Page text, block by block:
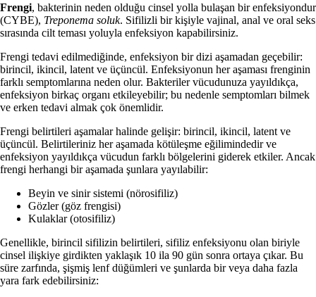
Frengi, bakterinin neden olduğu cinsel yolla bulaşan bir enfeksiyondur
(CYBE), Treponema soluk. Sifilizli bir kişiyle vajinal, anal ve oral seks
sırasında cilt teması yoluyla enfeksiyon kapabilirsiniz.
Frengi tedavi edilmediğinde, enfeksiyon bir dizi aşamadan geçebilir:
birincil, ikincil, latent ve üçüncül. Enfeksiyonun her aşaması frenginin
farklı semptomlarına neden olur. Bakteriler vücudunuza yayıldıkça,
enfeksiyon birkaç organı etkileyebilir; bu nedenle semptomları bilmek
ve erken tedavi almak çok önemlidir.
Frengi belirtileri aşamalar halinde gelişir: birincil, ikincil, latent ve
üçüncül. Belirtileriniz her aşamada kötüleşme eğilimindedir ve
enfeksiyon yayıldıkça vücudun farklı bölgelerini giderek etkiler. Ancak
frengi herhangi bir aşamada şunlara yayılabilir:
Beyin ve sinir sistemi (nörosifiliz)
Gözler (göz frengisi)
Kulaklar (otosifiliz)
Genellikle, birincil sifilizin belirtileri, sifiliz enfeksiyonu olan biriyle
cinsel ilişkiye girdikten yaklaşık 10 ila 90 gün sonra ortaya çıkar. Bu
süre zarfında, şişmiş lenf düğümleri ve şunlarda bir veya daha fazla
yara fark edebilirsiniz: